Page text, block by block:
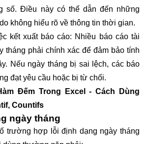
số. Điều này có thể dẫn đến những
không hiểu rõ về thông tin thời gian.
kết xuất báo cáo: Nhiều báo cáo tài
tháng phải chính xác để đảm bảo tính
Nếu ngày tháng bị sai lệch, các báo
đạt yêu cầu hoặc bị từ chối.
Đếm Trong Excel - Cách Dùng
Countifs
ngày tháng
trường hợp lỗi định dạng ngày tháng